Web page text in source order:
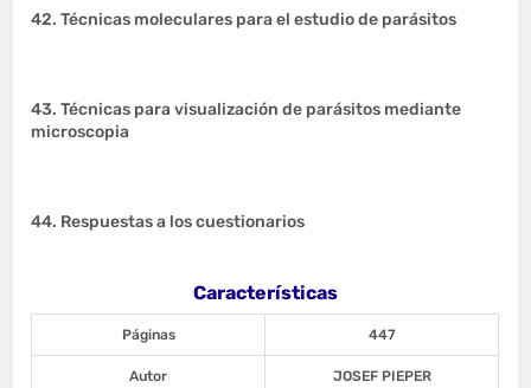
42. Técnicas moleculares para el estudio de parásitos
43. Técnicas para visualización de parásitos mediante
microscopia
44. Respuestas a los cuestionarios
Características
Páginas 447
Autor JOSEF PIEPER